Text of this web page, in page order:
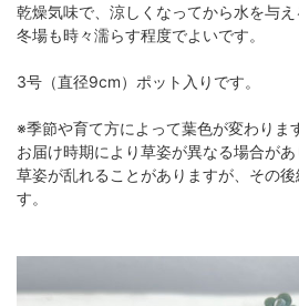
乾燥気味で、涼しくなってから水を与え
冬場も時々濡らす程度でよいです。
3号（直径9cm）ポット入りです。
※季節や育て方によって葉色が変わりま
お届け時期により草姿が異なる場合が
草姿が乱れることがありますが、その
す。